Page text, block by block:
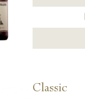
Classic